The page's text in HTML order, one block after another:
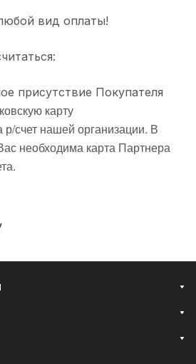
вид оплаты!
присутствие Покупателя
карту
р/счет нашей организации. В
необходима карта Партнера